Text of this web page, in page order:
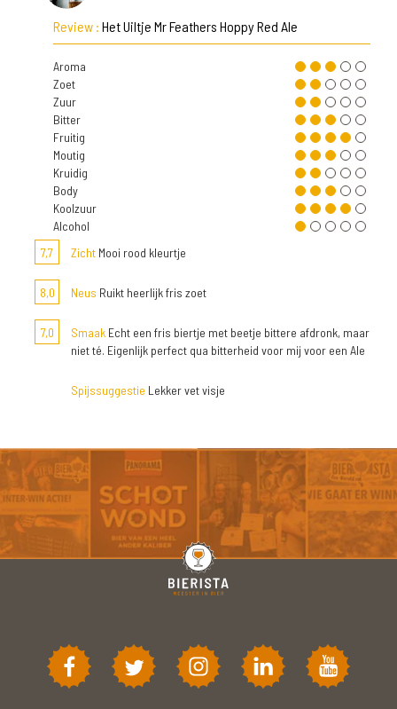
Review : Het Uiltje Mr Feathers Hoppy Red Ale
Aroma
Zoet
Zuur
Bitter
Fruitig
Moutig
Kruidig
Body
Koolzuur
Alcohol
7,7
Zicht Mooi rood kleurtje
8,0 Neus Ruikt heerlijk fris zoet
7,0 Smaak Echt een fris biertje met beetje bittere afdronk, maar
niet té. Eigenlijk perfect qua bitterheid voor mij voor een Ale
Spijssuggestie Lekker vet visje